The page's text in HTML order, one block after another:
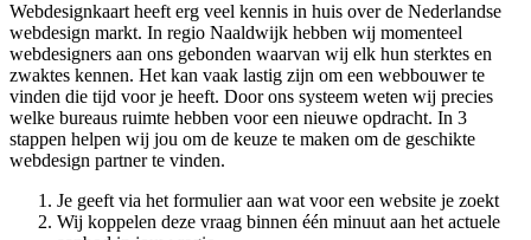
Webdesignkaart heeft erg veel kennis in huis over de Nederlandse
webdesign markt. In regio Naaldwijk hebben wij momenteel
webdesigners aan ons gebonden waarvan wij elk hun sterktes en
zwaktes kennen. Het kan vaak lastig zijn om een webbouwer te
vinden die tijd voor je heeft. Door ons systeem weten wij precies
welke bureaus ruimte hebben voor een nieuwe opdracht. In 3
stappen helpen wij jou om de keuze te maken om de geschikte
webdesign partner te vinden.
Je geeft via het formulier aan wat voor een website je zoekt
Wij koppelen deze vraag binnen één minuut aan het actuele